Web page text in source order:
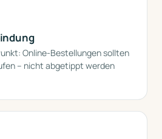
Online-Bestellungen sollten
– nicht abgetippt werden